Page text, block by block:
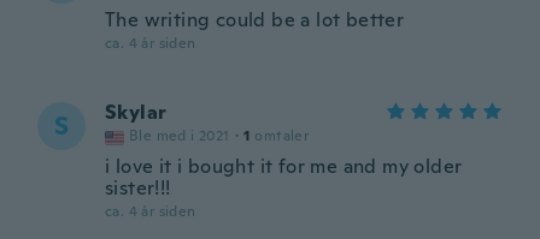
The writing could be a lot better
ca. 4 år siden
S Skylar
Ble med i 2021 · 1 omtaler
i love it i bought it for me and my older
sister!!!
ca. 4 år siden